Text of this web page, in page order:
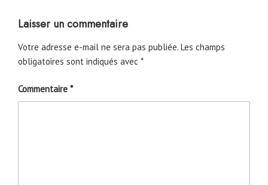
Laisser un commentaire
Votre adresse e-mail ne sera pas publiée. Les champs
obligatoires sont indiqués avec *
Commentaire *